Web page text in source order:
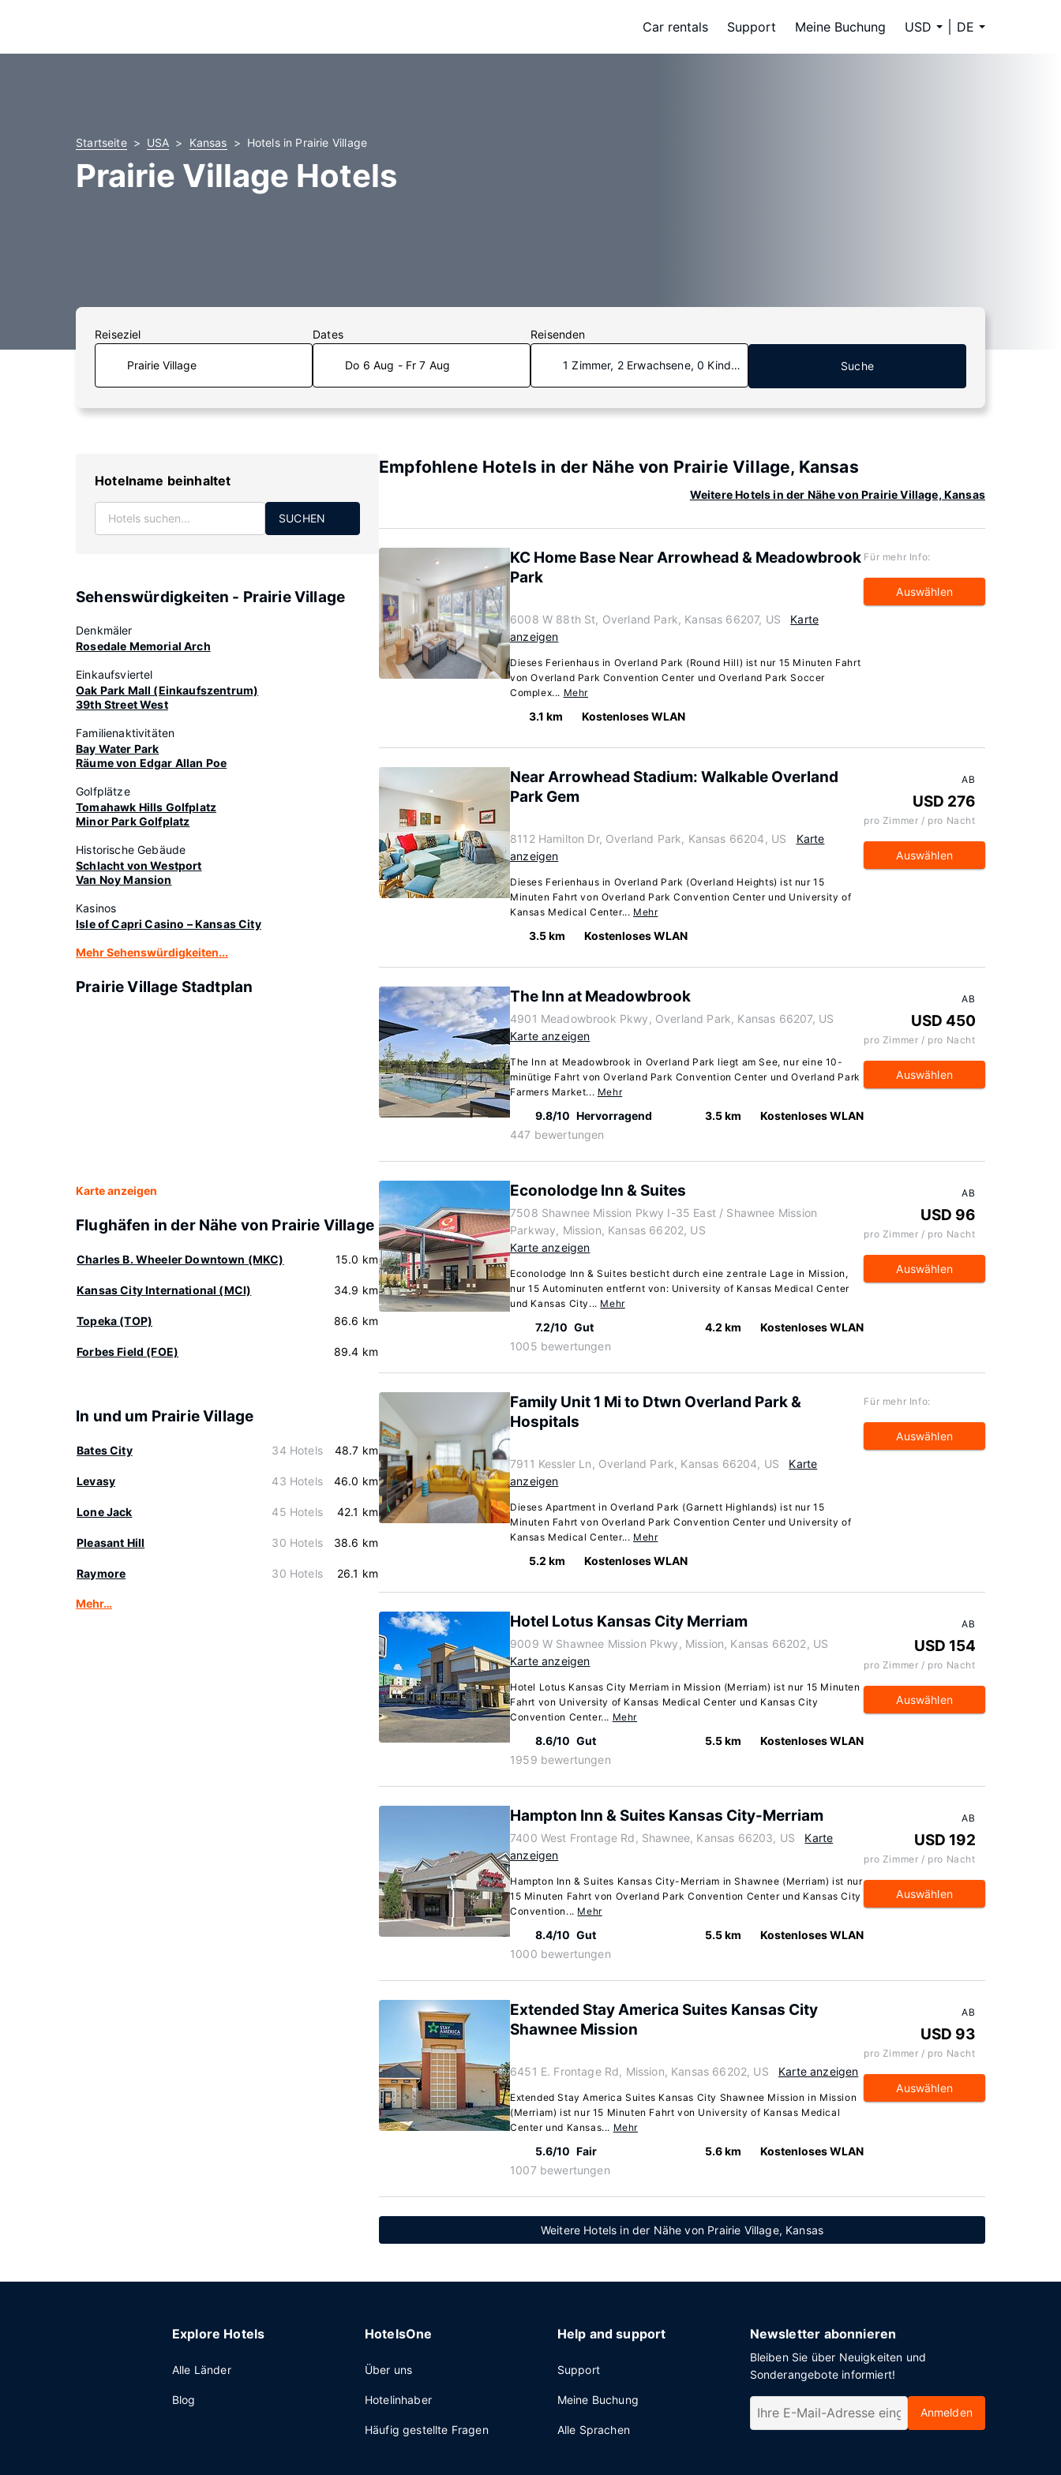
Car rentals Support Meine Buchung USD DE
Startseite USA Kansas Hotels in Prairie Village
Prairie Village Hotels
Reiseziel Dates
Do 6 Aug - Fr 7 Aug
Reisenden
1 Zimmer, 2 Erwachsene, 0 Kinder Suche
Hotelname beinhaltet
SUCHEN
Sehenswürdigkeiten - Prairie Village
Denkmäler
Rosedale Memorial Arch
Einkaufsviertel
Oak Park Mall (Einkaufszentrum)
39th Street West
Familienaktivitäten
Bay Water Park
Räume von Edgar Allan Poe
Golfplätze
Tomahawk Hills Golfplatz
Minor Park Golfplatz
Historische Gebäude
Schlacht von Westport
Van Noy Mansion
Kasinos
Isle of Capri Casino – Kansas City
Mehr Sehenswürdigkeiten...
Prairie Village Stadtplan
Karte anzeigen
Flughäfen in der Nähe von Prairie Village
Charles B. Wheeler Downtown (MKC) 15.0 km
Kansas City International (MCI) 34.9 km
Topeka (TOP) 86.6 km
Forbes Field (FOE) 89.4 km
In und um Prairie Village
Bates City 34 Hotels 48.7 km
Levasy 43 Hotels 46.0 km
Lone Jack 45 Hotels 42.1 km
Pleasant Hill 30 Hotels 38.6 km
Raymore 30 Hotels 26.1 km
Mehr…
Empfohlene Hotels in der Nähe von Prairie Village, Kansas
Weitere Hotels in der Nähe von Prairie Village, Kansas
KC Home Base Near Arrowhead & Meadowbrook
Park
6008 W 88th St, Overland Park, Kansas 66207, US
Karte
anzeigen
Dieses Ferienhaus in Overland Park (Round Hill) ist nur 15 Minuten Fahrt
von Overland Park Convention Center und Overland Park Soccer
Complex... Mehr
3.1 km Kostenloses WLAN
Für mehr Info:
Auswählen
Near Arrowhead Stadium: Walkable Overland
Park Gem
8112 Hamilton Dr, Overland Park, Kansas 66204, US
Karte
anzeigen
Dieses Ferienhaus in Overland Park (Overland Heights) ist nur 15
Minuten Fahrt von Overland Park Convention Center und University of
Kansas Medical Center... Mehr
3.5 km Kostenloses WLAN
AB
USD 276
pro Zimmer / pro Nacht
Auswählen
The Inn at Meadowbrook
4901 Meadowbrook Pkwy, Overland Park, Kansas 66207, US
Karte anzeigen
The Inn at Meadowbrook in Overland Park liegt am See, nur eine 10-
minütige Fahrt von Overland Park Convention Center und Overland Park
Farmers Market... Mehr
9.8/10 Hervorragend
447 bewertungen
3.5 km Kostenloses WLAN
AB
USD 450
pro Zimmer / pro Nacht
Auswählen
Econolodge Inn & Suites
7508 Shawnee Mission Pkwy I-35 East / Shawnee Mission
Parkway, Mission, Kansas 66202, US
Karte anzeigen
Econolodge Inn & Suites besticht durch eine zentrale Lage in Mission,
nur 15 Autominuten entfernt von: University of Kansas Medical Center
und Kansas City... Mehr
7.2/10 Gut
1005 bewertungen
4.2 km Kostenloses WLAN
AB
USD 96
pro Zimmer / pro Nacht
Auswählen
Family Unit 1 Mi to Dtwn Overland Park &
Hospitals
7911 Kessler Ln, Overland Park, Kansas 66204, US
Karte
anzeigen
Dieses Apartment in Overland Park (Garnett Highlands) ist nur 15
Minuten Fahrt von Overland Park Convention Center und University of
Kansas Medical Center... Mehr
5.2 km Kostenloses WLAN
Für mehr Info:
Auswählen
Hotel Lotus Kansas City Merriam
9009 W Shawnee Mission Pkwy, Mission, Kansas 66202, US
Karte anzeigen
Hotel Lotus Kansas City Merriam in Mission (Merriam) ist nur 15 Minuten
Fahrt von University of Kansas Medical Center und Kansas City
Convention Center... Mehr
8.6/10 Gut
1959 bewertungen
5.5 km Kostenloses WLAN
AB
USD 154
pro Zimmer / pro Nacht
Auswählen
Hampton Inn & Suites Kansas City-Merriam
7400 West Frontage Rd, Shawnee, Kansas 66203, US
Karte
anzeigen
Hampton Inn & Suites Kansas City-Merriam in Shawnee (Merriam) ist nur
15 Minuten Fahrt von Overland Park Convention Center und Kansas City
Convention... Mehr
8.4/10 Gut
1000 bewertungen
5.5 km Kostenloses WLAN
AB
USD 192
pro Zimmer / pro Nacht
Auswählen
Extended Stay America Suites Kansas City
Shawnee Mission
6451 E. Frontage Rd, Mission, Kansas 66202, US Karte anzeigen
Extended Stay America Suites Kansas City Shawnee Mission in Mission
(Merriam) ist nur 15 Minuten Fahrt von University of Kansas Medical
Center und Kansas... Mehr
5.6/10 Fair
1007 bewertungen
5.6 km Kostenloses WLAN
AB
USD 93
pro Zimmer / pro Nacht
Auswählen
Weitere Hotels in der Nähe von Prairie Village, Kansas
Explore Hotels
Alle Länder
Blog
HotelsOne
Über uns
Hotelinhaber
Häufig gestellte Fragen
Help and support
Support
Meine Buchung
Alle Sprachen
Newsletter abonnieren
Bleiben Sie über Neuigkeiten und
Sonderangebote informiert!
Anmelden